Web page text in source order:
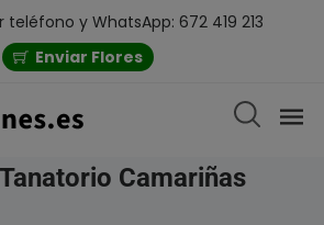
y WhatsApp: 672 419 213
Enviar Flores
Camariñas